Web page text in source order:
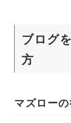
ブログ
方
マズロー